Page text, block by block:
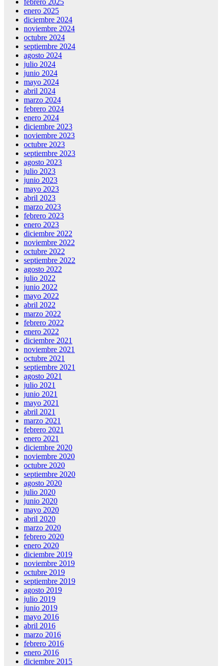
febrero 2025
enero 2025
diciembre 2024
noviembre 2024
octubre 2024
septiembre 2024
agosto 2024
julio 2024
junio 2024
mayo 2024
abril 2024
marzo 2024
febrero 2024
enero 2024
diciembre 2023
noviembre 2023
octubre 2023
septiembre 2023
agosto 2023
julio 2023
junio 2023
mayo 2023
abril 2023
marzo 2023
febrero 2023
enero 2023
diciembre 2022
noviembre 2022
octubre 2022
septiembre 2022
agosto 2022
julio 2022
junio 2022
mayo 2022
abril 2022
marzo 2022
febrero 2022
enero 2022
diciembre 2021
noviembre 2021
octubre 2021
septiembre 2021
agosto 2021
julio 2021
junio 2021
mayo 2021
abril 2021
marzo 2021
febrero 2021
enero 2021
diciembre 2020
noviembre 2020
octubre 2020
septiembre 2020
agosto 2020
julio 2020
junio 2020
mayo 2020
abril 2020
marzo 2020
febrero 2020
enero 2020
diciembre 2019
noviembre 2019
octubre 2019
septiembre 2019
agosto 2019
julio 2019
junio 2019
mayo 2016
abril 2016
marzo 2016
febrero 2016
enero 2016
diciembre 2015